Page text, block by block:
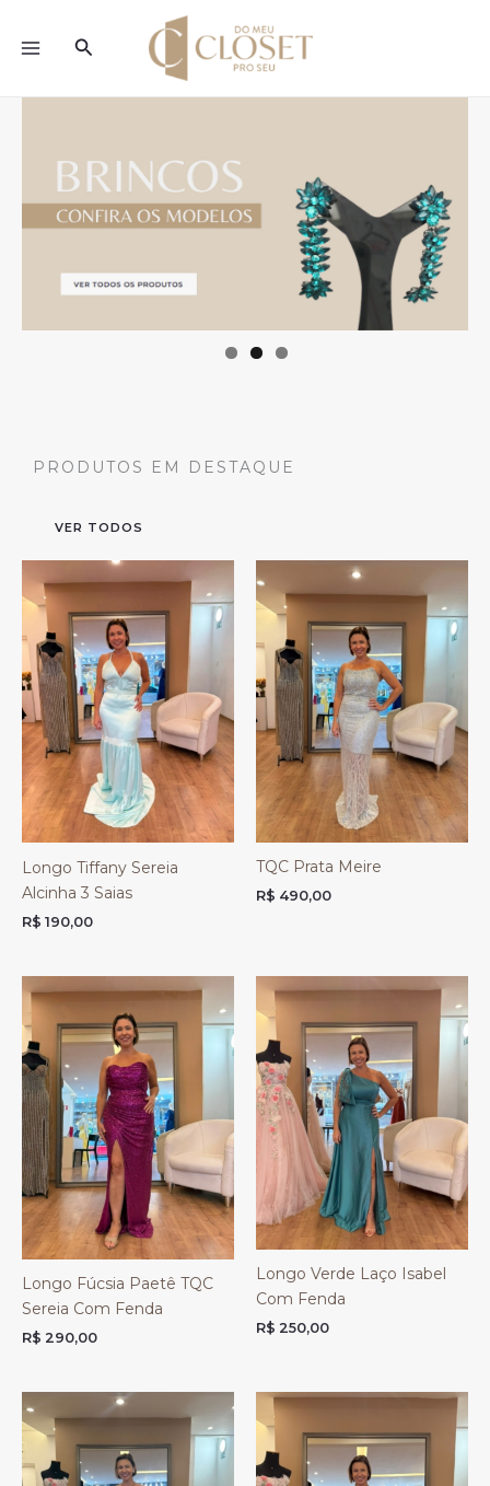
Pesquisar
PRODUTOS EM DESTAQUE
VER TODOS
Longo Tiffany Sereia
Alcinha 3 Saias
R$ 190,00
TQC Prata Meire
R$ 490,00
Longo Fúcsia Paetê TQC
Sereia Com Fenda
R$ 290,00
Longo Verde Laço Isabel
Com Fenda
R$ 250,00